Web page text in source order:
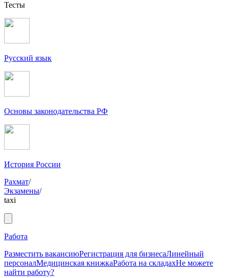
Тесты
Русский язык
Основы законодательства РФ
История России
Рахмат/
Экзамены/
taxi
Работа
Разместить вакансиюРегистрация для бизнесаЛинейный
персоналМедицинская книжкаРабота на складахНе можете
найти работу?